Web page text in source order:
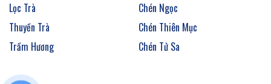
Lọc Trà
Thuyền Trà
Trầm Hương
Chén Ngọc
Chén Thiên Mục
Chén Tử Sa